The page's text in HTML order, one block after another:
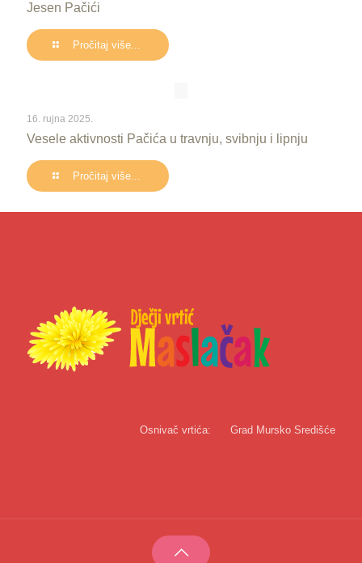
Jesen Pačići
Pročitaj više...
16. rujna 2025.
Vesele aktivnosti Pačića u travnju, svibnju i lipnju
Pročitaj više...
Osnivač vrtića: Grad Mursko Središće